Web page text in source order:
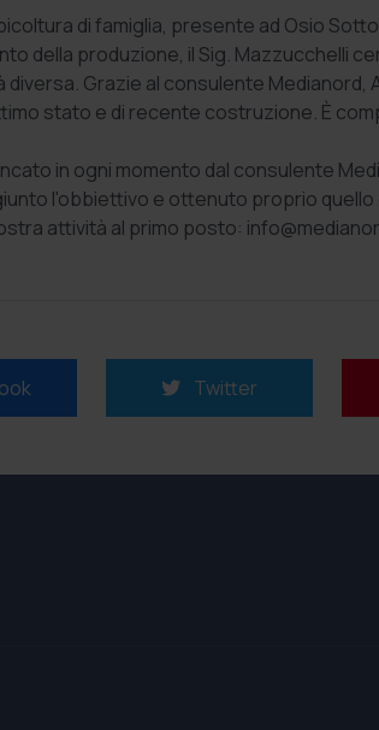
di famiglia, presente ad Osio Sotto
della produzione, il Sig. Mazzucchelli
Grazie al consulente
stato e di recente costruzione. È
in ogni momento dal consulente
l'obbiettivo e ottenuto proprio quello
attività al primo posto:
Twitter